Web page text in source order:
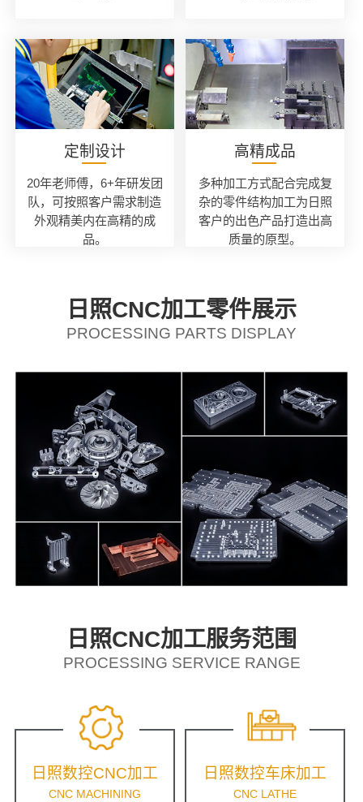
定制设计
20年老师傅，6+年研发团
队，可按照客户需求制造
外观精美内在高精的成
品。
高精成品
多种加工方式配合完成复
杂的零件结构加工为日照
客户的出色产品打造出高
质量的原型。
日照CNC加工零件展示
PROCESSING PARTS DISPLAY
日照CNC加工服务范围
PROCESSING SERVICE RANGE
日照数控CNC加工
CNC MACHINING
日照数控车床加工
CNC LATHE